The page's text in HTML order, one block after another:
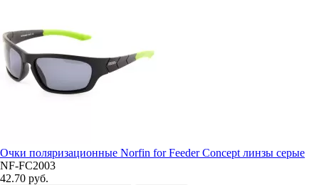
Очки поляризационные Norfin for Feeder Concept линзы серые
NF-FC2003
42.70 руб.